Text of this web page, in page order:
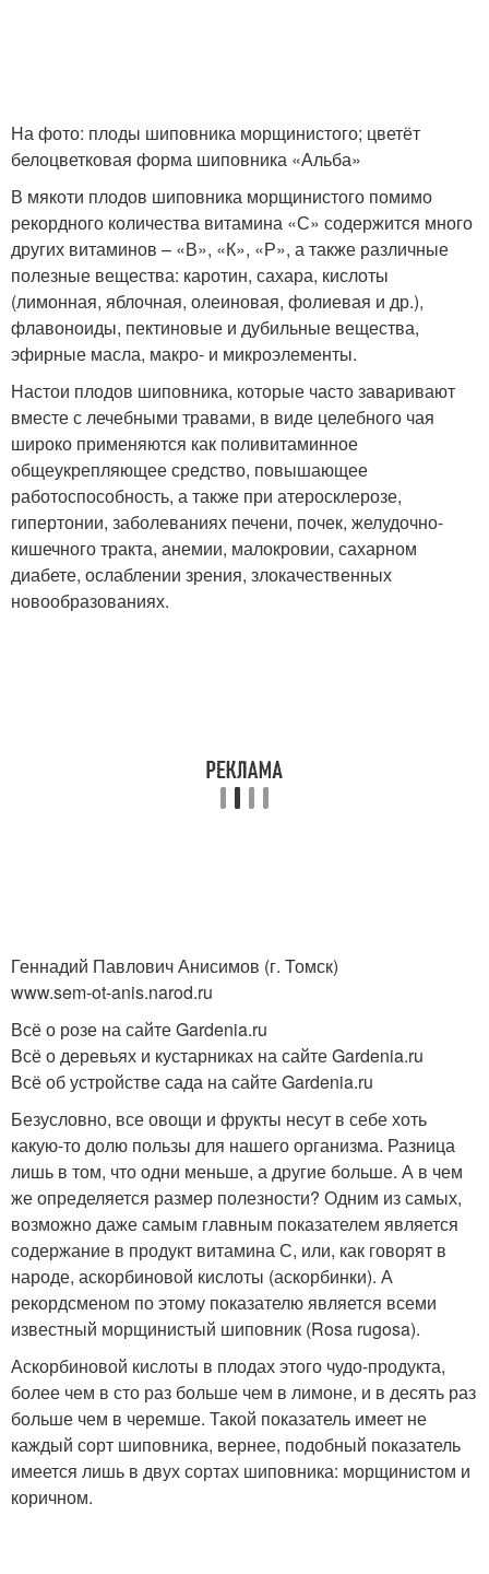
На фото: плоды шиповника морщинистого; цветёт
белоцветковая форма шиповника «Альба»
В мякоти плодов шиповника морщинистого помимо
рекордного количества витамина «С» содержится много
других витаминов – «В», «К», «Р», а также различные
полезные вещества: каротин, сахара, кислоты
(лимонная, яблочная, олеиновая, фолиевая и др.),
флавоноиды, пектиновые и дубильные вещества,
эфирные масла, макро- и микроэлементы.
Настои плодов шиповника, которые часто заваривают
вместе с лечебными травами, в виде целебного чая
широко применяются как поливитаминное
общеукрепляющее средство, повышающее
работоспособность, а также при атеросклерозе,
гипертонии, заболеваниях печени, почек, желудочно-
кишечного тракта, анемии, малокровии, сахарном
диабете, ослаблении зрения, злокачественных
новообразованиях.
Геннадий Павлович Анисимов (г. Томск)
www.sem-ot-anis.narod.ru
Всё о розе на сайте Gardenia.ru
Всё о деревьях и кустарниках на сайте Gardenia.ru
Всё об устройстве сада на сайте Gardenia.ru
Безусловно, все овощи и фрукты несут в себе хоть
какую-то долю пользы для нашего организма. Разница
лишь в том, что одни меньше, а другие больше. А в чем
же определяется размер полезности? Одним из самых,
возможно даже самым главным показателем является
содержание в продукт витамина С, или, как говорят в
народе, аскорбиновой кислоты (аскорбинки). А
рекордсменом по этому показателю является всеми
известный морщинистый шиповник (Rosa rugosa).
Аскорбиновой кислоты в плодах этого чудо-продукта,
более чем в сто раз больше чем в лимоне, и в десять раз
больше чем в черемше. Такой показатель имеет не
каждый сорт шиповника, вернее, подобный показатель
имеется лишь в двух сортах шиповника: морщинистом и
коричном.